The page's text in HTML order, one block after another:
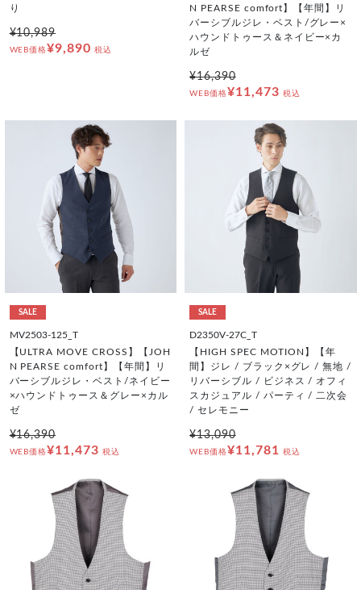
り
¥10,989
WEB価格¥9,890 税込
N PEARSE comfort】【年間】リ
バーシブルジレ・ベスト/グレー×
ハウンドトゥース＆ネイビー×カ
ルゼ
¥16,390
WEB価格¥11,473 税込
SALE
MV2503-125_T
【ULTRA MOVE CROSS】【JOH
N PEARSE comfort】【年間】リ
バーシブルジレ・ベスト/ネイビー
×ハウンドトゥース＆グレー×カル
ゼ
¥16,390
WEB価格¥11,473 税込
SALE
D2350V-27C_T
【HIGH SPEC MOTION】【年
間】ジレ / ブラック×グレ / 無地 /
リバーシブル / ビジネス / オフィ
スカジュアル / パーティ / 二次会
/ セレモニー
¥13,090
WEB価格¥11,781 税込